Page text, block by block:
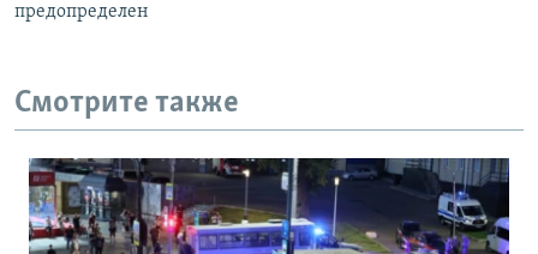
предопределен
Смотрите также